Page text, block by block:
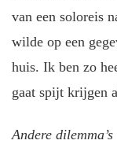
van een soloreis
wilde op een
huis. Ik ben zo
gaat spijt krijgen
Andere